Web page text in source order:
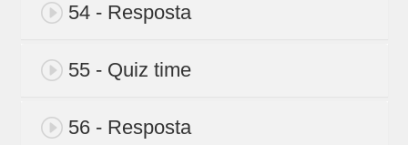
54 - Resposta
55 - Quiz time
56 - Resposta